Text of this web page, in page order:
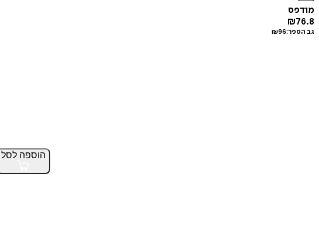
מודפס
₪76.8
גב הספר: ₪96
הוספה לסל